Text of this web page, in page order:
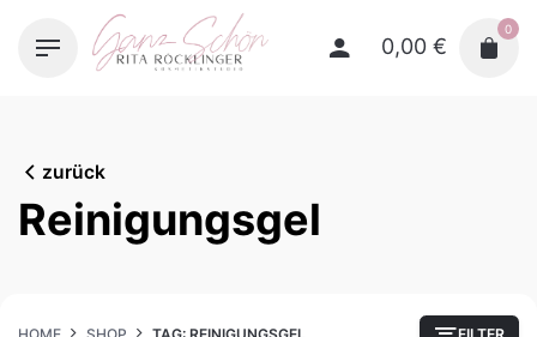
0,00 €
0
zurück
Reinigungsgel